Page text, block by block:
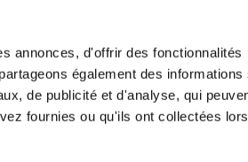
annonces, d'offrir des fonctionnalités
également des informations
de publicité et d'analyse, qui
fournies ou qu'ils ont collectées
Mahlow (Germania) - P.IVA